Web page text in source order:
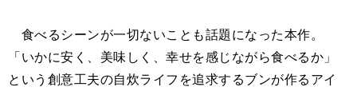
食べるシーンが一切ないことも話題になった本作。
「いかに安く、美味しく、幸せを感じながら食べるか」
という創意工夫の自炊ライフを追求するブンが作るアイ